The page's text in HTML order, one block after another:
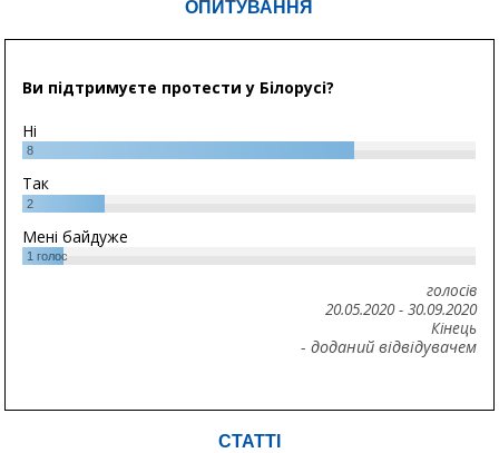
ОПИТУВАННЯ
Ви підтримуєте протести у Білорусі?
Ні
8
Так
2
Мені байдуже
1 голос
голосів
20.05.2020- 30.09.2020
Кінець
- доданий відвідувачем
СТАТТІ